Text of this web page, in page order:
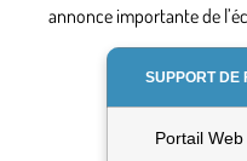
annonce importante de
SUPPORT DE
Portail